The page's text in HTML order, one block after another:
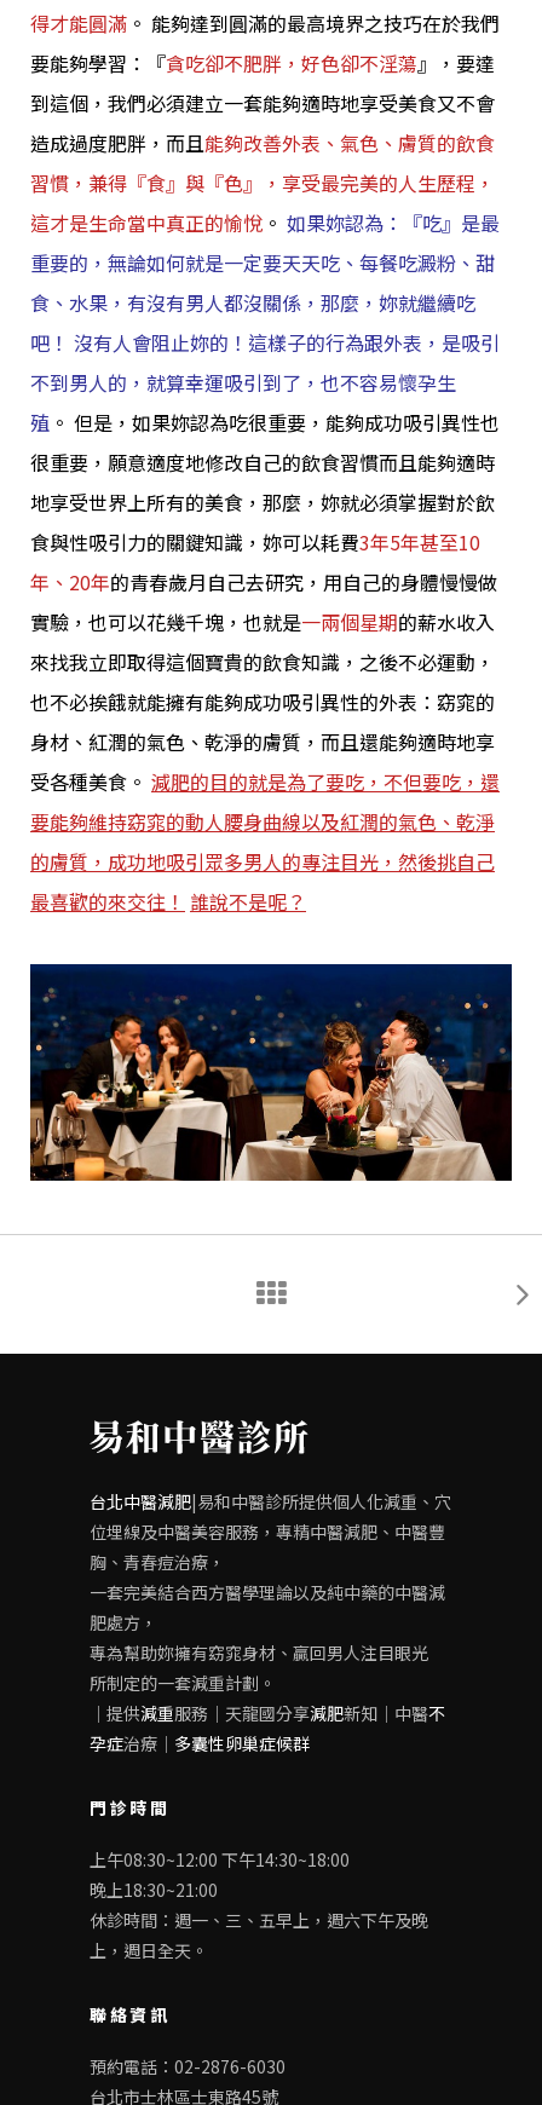
得才能圓滿 。 能夠達到圓滿的最高境界之技巧在於我們
要能夠學習：『貪吃卻不肥胖，好色卻不淫蕩』，要達
到這個，我們必須建立一套能夠適時地享受美食又不會
造成過度肥胖，而且能夠改善外表、氣色、膚質的飲食
習慣，兼得『食』與『色』，享受最完美的人生歷程，
這才是生命當中真正的愉悅 。 如果妳認為：『吃』是最
重要的，無論如何就是一定要天天吃、每餐吃澱粉、甜
食、水果，有沒有男人都沒關係，那麼，妳就繼續吃
吧！ 沒有人會阻止妳的！這樣子的行為跟外表，是吸引
不到男人的，就算幸運吸引到了，也不容易懷孕生
殖 。 但是，如果妳認為吃很重要，能夠成功吸引異性也
很重要，願意適度地修改自己的飲食習慣而且能夠適時
地享受世界上所有的美食，那麼，妳就必須掌握對於飲
食與性吸引力的關鍵知識，妳可以耗費3年5年甚至10
年、20年的青春歲月自己去研究，用自己的身體慢慢做
實驗，也可以花幾千塊，也就是一兩個星期的薪水收入
來找我立即取得這個寶貴的飲食知識，之後不必運動，
也不必挨餓就能擁有能夠成功吸引異性的外表：窈窕的
身材、紅潤的氣色、乾淨的膚質，而且還能夠適時地享
受各種美食。 減肥的目的就是為了要吃，不但要吃，還
要能夠維持窈窕的動人腰身曲線以及紅潤的氣色、乾淨
的膚質，成功地吸引眾多男人的專注目光，然後挑自己
最喜歡的來交往！ 誰說不是呢？
台北中醫減肥|易和中醫診所提供個人化減重、穴
位埋線及中醫美容服務，專精中醫減肥、中醫豐
胸、青春痘治療，
一套完美結合西方醫學理論以及純中藥的中醫減
肥處方，
專為幫助妳擁有窈窕身材、贏回男人注目眼光
所制定的一套減重計劃。
｜提供減重服務｜天龍國分享減肥新知｜中醫不
孕症治療｜ 多囊性卵巢症候群
門診時間
上午08:30~12:00 下午14:30~18:00
晚上18:30~21:00
休診時間：週一、三、五早上，週六下午及晚
上，週日全天。
聯絡資訊
預約電話：02-2876-6030
台北市士林區士東路45號